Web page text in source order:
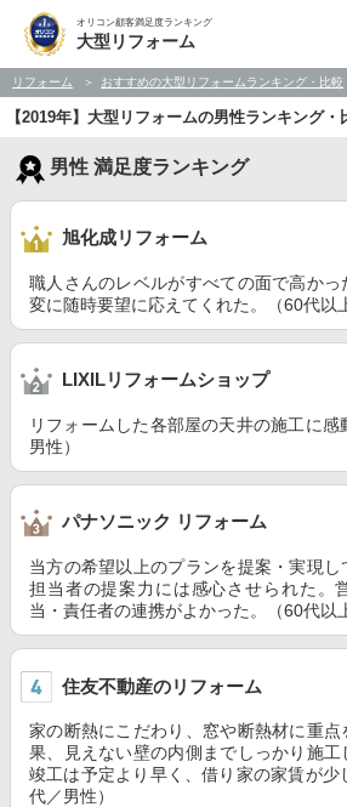
オリコン顧客満足度ランキング
大型リフォーム
リフォーム おすすめの大型リフォームランキング・比較
【2019年】大型リフォームの男性ランキング・
男性 満足度ランキング
旭化成リフォーム
職人さんのレベルがすべての面で高か
変に随時要望に応えてくれた。（60代以
LIXILリフォームショップ
リフォームした各部屋の天井の施工に感
男性）
パナソニック リフォーム
当方の希望以上のプランを提案・実現
担当者の提案力には感心させられた。
当・責任者の連携がよかった。（60代以
住友不動産のリフォーム
家の断熱にこだわり、窓や断熱材に重
果、見えない壁の内側までしっかり施工
竣工は予定より早く、借り家の家賃が少
代／男性）